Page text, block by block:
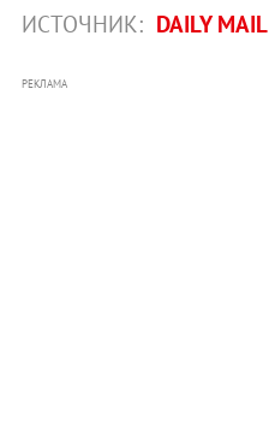
ИСТОЧНИК: DAILY MAIL
РЕКЛАМА